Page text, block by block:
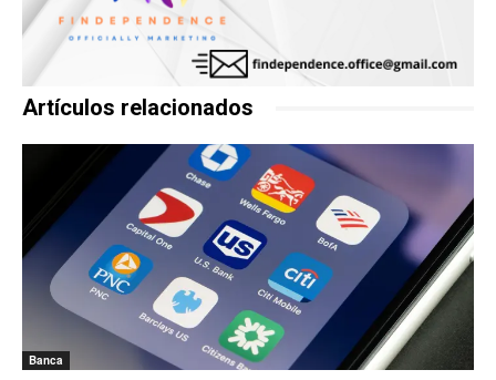
Artículos relacionados
Banca